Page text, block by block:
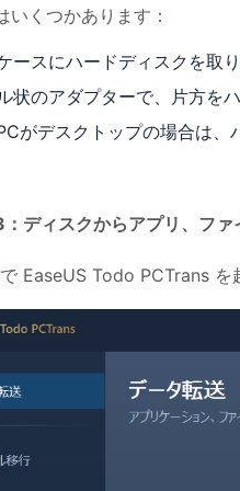
いくつかあります：
ースにハードディスクを取
状のアダプターで、片方を
がデスクトップの場合は
ディスクからアプリ、フ
EaseUS Todo PCTrans を